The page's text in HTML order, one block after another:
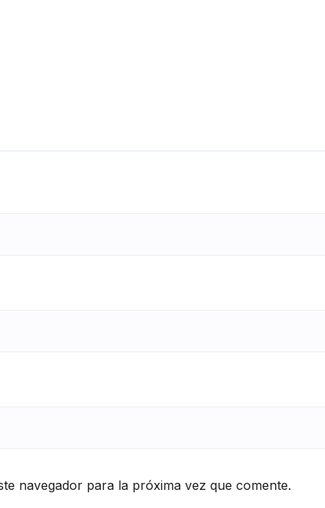
navegador para la próxima vez que comente.